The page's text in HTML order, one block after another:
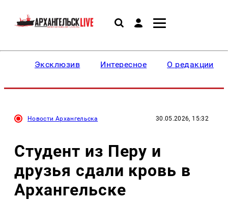
Эксклюзив Интересное О редакции
Новости Архангельска 30.05.2026, 15:32
Студент из Перу и
друзья сдали кровь в
Архангельске